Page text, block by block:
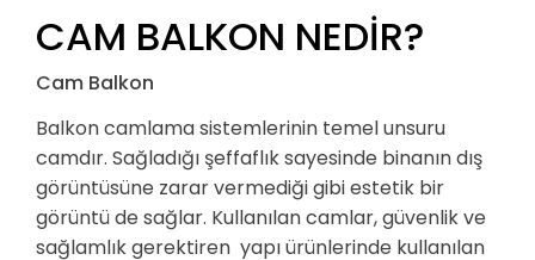
CAM BALKON NEDİR?
Cam Balkon
Balkon camlama sistemlerinin temel unsuru
camdır. Sağladığı şeffaflık sayesinde binanın dış
görüntüsüne zarar vermediği gibi estetik bir
görüntü de sağlar. Kullanılan camlar, güvenlik ve
sağlamlık gerektiren yapı ürünlerinde kullanılan